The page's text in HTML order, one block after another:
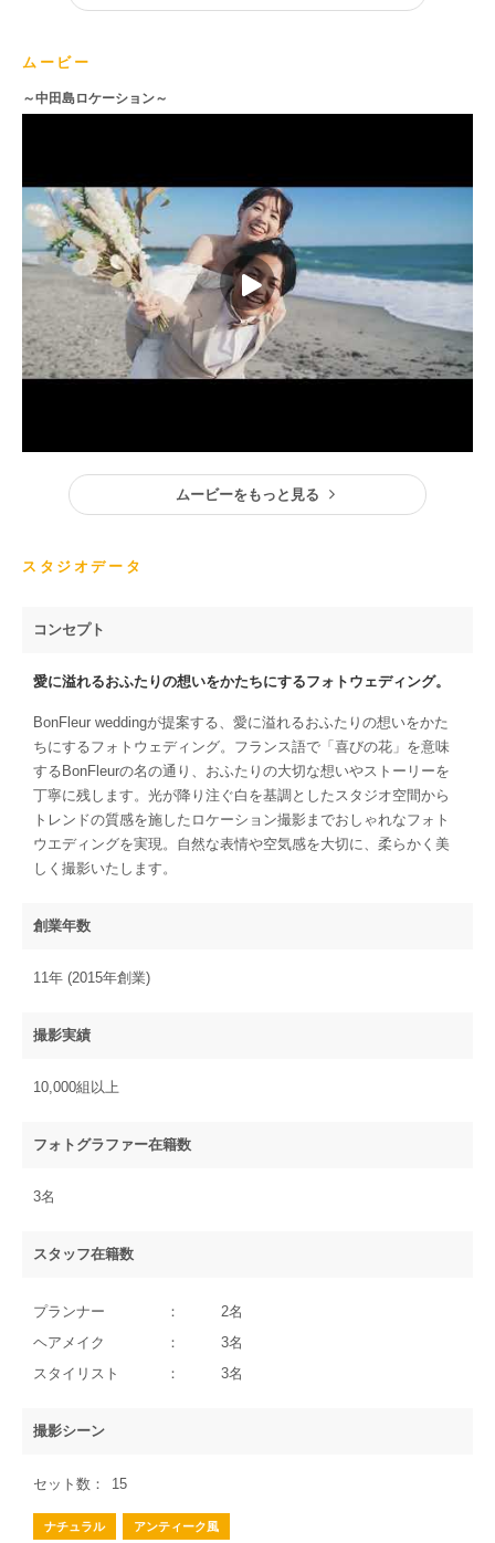
ムービー
～中田島ロケーション～
ムービーをもっと見る
スタジオデータ
コンセプト
愛に溢れるおふたりの想いをかたちにするフォトウェディング。
BonFleur weddingが提案する、愛に溢れるおふたりの想いをかた
ちにするフォトウェディング。フランス語で「喜びの花」を意味
するBonFleurの名の通り、おふたりの大切な想いやストーリーを
丁寧に残します。光が降り注ぐ白を基調としたスタジオ空間から
トレンドの質感を施したロケーション撮影までおしゃれなフォト
ウエディングを実現。自然な表情や空気感を大切に、柔らかく美
しく撮影いたします。
創業年数
11年 (2015年創業)
撮影実績
10,000組以上
フォトグラファー在籍数
3名
スタッフ在籍数
プランナー
2名
ヘアメイク
3名
スタイリスト
3名
撮影シーン
セット数 15
ナチュラル アンティーク風